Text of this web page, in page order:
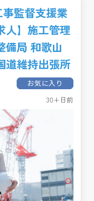
事監督支援業
人】施工管理
備局 和歌山
道維持出張所
お気に入り
30+日前